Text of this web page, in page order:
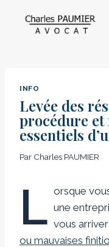
INFO
Levée des
procédure et
essentiels
Par Charles PAUMIER
L orsque
une
vous
ou mauvaises